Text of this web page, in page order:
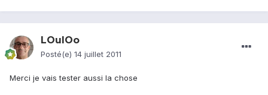
LOulOo
Posté(e) 14 juillet 2011
Merci je vais tester aussi la chose